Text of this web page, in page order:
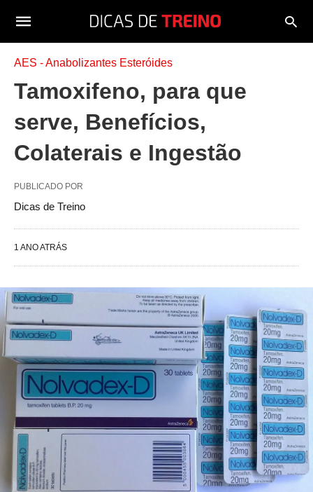
AES - Anabolizantes Esteróides
Tamoxifeno, para que
serve, Benefícios,
Colaterais e Ingestão
PUBLICADO POR
Dicas de Treino
1 ANO ATRÁS